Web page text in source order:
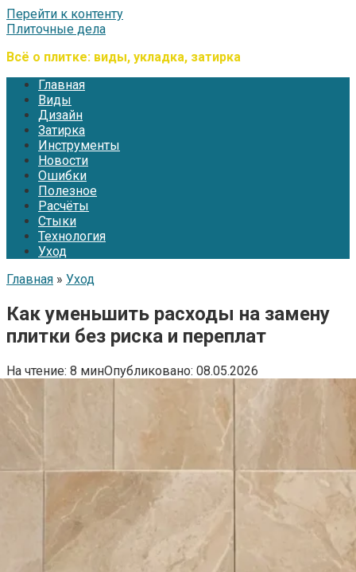
Перейти к контенту
Плиточные дела
Всё о плитке: виды, укладка, затирка
Главная
Виды
Дизайн
Затирка
Инструменты
Новости
Ошибки
Полезное
Расчёты
Стыки
Технология
Уход
Главная » Уход
Как уменьшить расходы на замену
плитки без риска и переплат
На чтение: 8 минОпубликовано: 08.05.2026